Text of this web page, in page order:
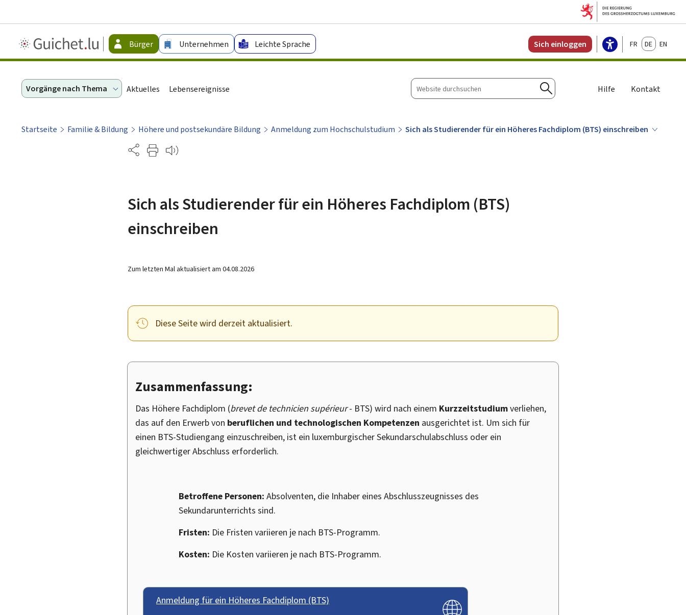
Guichet.lu
-
Bürger Unternehmen Leichte Sprache Sich einloggen FrançaisDeutschEnglish
Vorgänge nach Thema Aktuelles Lebensereignisse
Website
durchsuchen
Suchen
Hilfe Kontakt
Startseite Familie & Bildung Höhere und postsekundäre Bildung Anmeldung zum Hochschulstudium
Sich als Studierender für ein Höheres Fachdiplom (BTS) einschreiben
Partage
Sich als Studierender für ein Höheres Fachdiplom (BTS)
einschreiben
Zum letzten Mal aktualisiert am 04.08.2026
Diese Seite wird derzeit aktualisiert.
Zusammenfassung:
Das Höhere Fachdiplom (brevet de technicien supérieur- BTS) wird nach einem Kurzzeitstudiumverliehen,
das auf den Erwerb von beruflichen und technologischen Kompetenzen ausgerichtet ist. Um sich für
einen BTS-Studiengang einzuschreiben, ist ein luxemburgischer Sekundarschulabschluss oder ein
gleichwertiger Abschluss erforderlich.
Betroffene Personen: Absolventen, die Inhaber eines Abschlusszeugnisses des
Sekundarunterrichts sind.
Fristen: Die Fristen variieren je nach BTS-Programm.
Kosten: Die Kosten variieren je nach BTS-Programm.
Anmeldung für ein Höheres Fachdiplom (BTS)